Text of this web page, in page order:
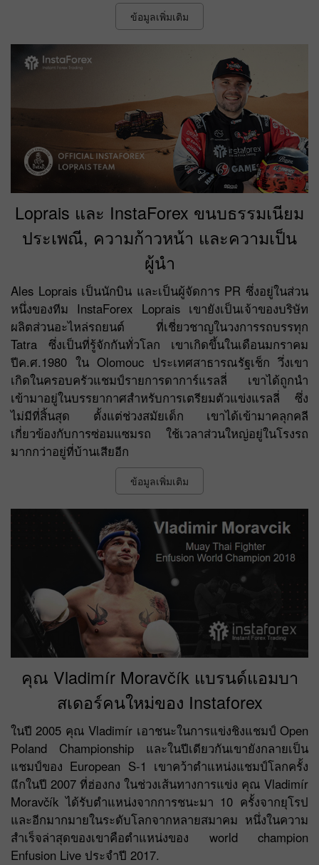
ข้อมูลเพิ่มเติม
Loprais และ InstaForex ขนบธรรมเนียม
ประเพณี, ความก้าวหน้า และความเป็น
ผู้นำ
Ales Loprais เป็นนักบิน และเป็นผู้จัดการ PR ซึ่งอยู่ในส่วน
หนึ่งของทีม InstaForex Loprais เขายังเป็นเจ้าของบริษัท
ผลิตส่วนอะไหล่รถยนต์ ที่เชี่ยวชาญในวงการรถบรรทุก
Tatra ซึ่งเป็นที่รู้จักกันทั่วโลก เขาเกิดขึ้นในเดือนมกราคม
ปีค.ศ.1980 ใน Olomouc ประเทศสาธารณรัฐเช็ก วึ่งเขา
เกิดในครอบครัวแชมป์รายการดาการ์แรลลี่ เขาได้ถูกนำ
เข้ามาอยู่ในบรรยากาศสำหรับการเตรียมตัวแข่งแรลลี่ ซึ่ง
ไม่มีที่สิ้นสุด ตั้งแต่ช่วงสมัยเด็ก เขาได้เข้ามาคลุกคลี
เกี่ยวข้องกับการซ่อมแซมรถ ใช้เวลาส่วนใหญ่อยู่ในโรงรถ
มากกว่าอยู่ที่บ้านเสียอีก
ข้อมูลเพิ่มเติม
คุณ Vladimír Moravčík แบรนด์แอมบา
สเดอร์คนใหม่ของ Instaforex
ในปี 2005 คุณ Vladimír เอาชนะในการแข่งชิงแชมป์ Open
Poland Championship และในปีเดียวกันเขายังกลายเป็น
แชมป์ของ European S-1 เขาคว้าตำแหน่งแชมป์โลกครั้ง
แีกในปี 2007 ที่ฮ่องกง ในช่วงเส้นทางการแข่ง คุณ Vladimír
Moravčík ได้รับตำแหน่งจากการชนะมา 10 ครั้งจากยุโรป
และอีกมากมายในระดับโลกจากหลายสมาคม หนึ่งในความ
สำเร็จล่าสุดของเขาคือตำแหน่งของ world champion
Enfusion Live ประจำปี 2017.